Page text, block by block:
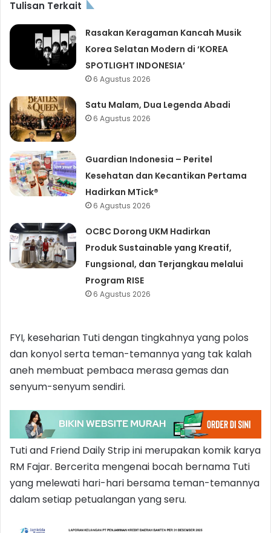
Tulisan Terkait
Rasakan Keragaman Kancah Musik
Korea Selatan Modern di ‘KOREA
SPOTLIGHT INDONESIA’
6 Agustus 2026
Satu Malam, Dua Legenda Abadi
6 Agustus 2026
Guardian Indonesia – Peritel
Kesehatan dan Kecantikan Pertama
Hadirkan MTick®
6 Agustus 2026
OCBC Dorong UKM Hadirkan
Produk Sustainable yang Kreatif,
Fungsional, dan Terjangkau melalui
Program RISE
6 Agustus 2026
FYI, keseharian Tuti dengan tingkahnya yang polos
dan konyol serta teman-temannya yang tak kalah
aneh membuat pembaca merasa gemas dan
senyum-senyum sendiri.
Tuti and Friend Daily Strip ini merupakan komik karya
RM Fajar. Bercerita mengenai bocah bernama Tuti
yang melewati hari-hari bersama teman-temannya
dalam setiap petualangan yang seru.